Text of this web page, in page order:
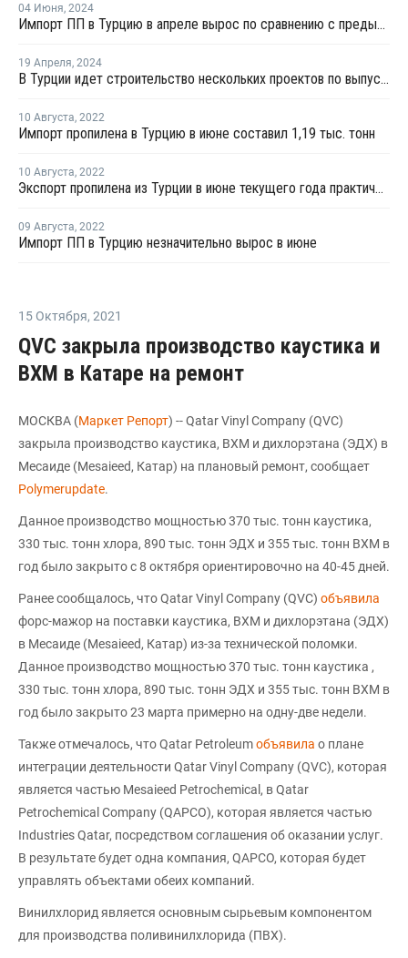
04 Июня, 2024
Импорт ПП в Турцию в апреле вырос по сравнению с предыдущим месяцем
19 Апреля, 2024
В Турции идет строительство нескольких проектов по выпуску ПП
10 Августа, 2022
Импорт пропилена в Турцию в июне составил 1,19 тыс. тонн
10 Августа, 2022
Экспорт пропилена из Турции в июне текущего года практически не осуществлялся
09 Августа, 2022
Импорт ПП в Турцию незначительно вырос в июне
15 Октября, 2021
QVC закрыла производство каустика и
ВХМ в Катаре на ремонт
МОСКВА (Маркет Репорт) -- Qatar Vinyl Company (QVC)
закрыла производство каустика, ВХМ и дихлорэтана (ЭДХ) в
Месаиде (Mesaieed, Катар) на плановый ремонт, сообщает
Polymerupdate.
Данное производство мощностью 370 тыс. тонн каустика,
330 тыс. тонн хлора, 890 тыс. тонн ЭДХ и 355 тыс. тонн ВХМ в
год было закрыто с 8 октября ориентировочно на 40-45 дней.
Ранее сообщалось, что Qatar Vinyl Company (QVC) объявила
форс-мажор на поставки каустика, ВХМ и дихлорэтана (ЭДХ)
в Месаиде (Mesaieed, Катар) из-за технической поломки.
Данное производство мощностью 370 тыс. тонн каустика ,
330 тыс. тонн хлора, 890 тыс. тонн ЭДХ и 355 тыс. тонн ВХМ в
год было закрыто 23 марта примерно на одну-две недели.
Также отмечалось, что Qatar Petroleumобъявила о плане
интеграции деятельности Qatar Vinyl Company (QVC), которая
является частью Mesaieed Petrochemical, в Qatar
Petrochemical Company (QAPCO), которая является частью
Industries Qatar, посредством соглашения об оказании услуг.
В результате будет одна компания, QAPCO, которая будет
управлять объектами обеих компаний.
Винилхлорид является основным сырьевым компонентом
для производства поливинилхлорида (ПВХ).